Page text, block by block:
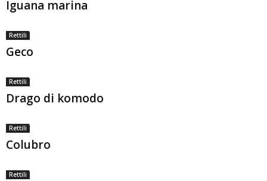
Iguana marina
Rettili
Geco
Rettili
Drago di komodo
Rettili
Colubro
Rettili